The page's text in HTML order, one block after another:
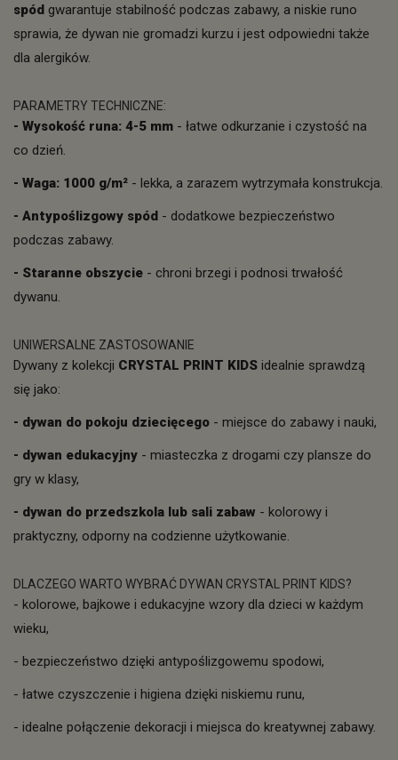
spód gwarantuje stabilność podczas zabawy, a niskie runo
sprawia, że dywan nie gromadzi kurzu i jest odpowiedni także
dla alergików.
PARAMETRY TECHNICZNE:
- Wysokość runa: 4-5 mm - łatwe odkurzanie i czystość na
co dzień.
- Waga: 1000 g/m² - lekka, a zarazem wytrzymała konstrukcja.
- Antypoślizgowy spód - dodatkowe bezpieczeństwo
podczas zabawy.
- Staranne obszycie - chroni brzegi i podnosi trwałość
dywanu.
UNIWERSALNE ZASTOSOWANIE
Dywany z kolekcji CRYSTAL PRINT KIDS idealnie sprawdzą
się jako:
- dywan do pokoju dziecięcego - miejsce do zabawy i nauki,
- dywan edukacyjny - miasteczka z drogami czy plansze do
gry w klasy,
- dywan do przedszkola lub sali zabaw - kolorowy i
praktyczny, odporny na codzienne użytkowanie.
DLACZEGO WARTO WYBRAĆ DYWAN CRYSTAL PRINT KIDS?
- kolorowe, bajkowe i edukacyjne wzory dla dzieci w każdym
wieku,
- bezpieczeństwo dzięki antypoślizgowemu spodowi,
- łatwe czyszczenie i higiena dzięki niskiemu runu,
- idealne połączenie dekoracji i miejsca do kreatywnej zabawy.